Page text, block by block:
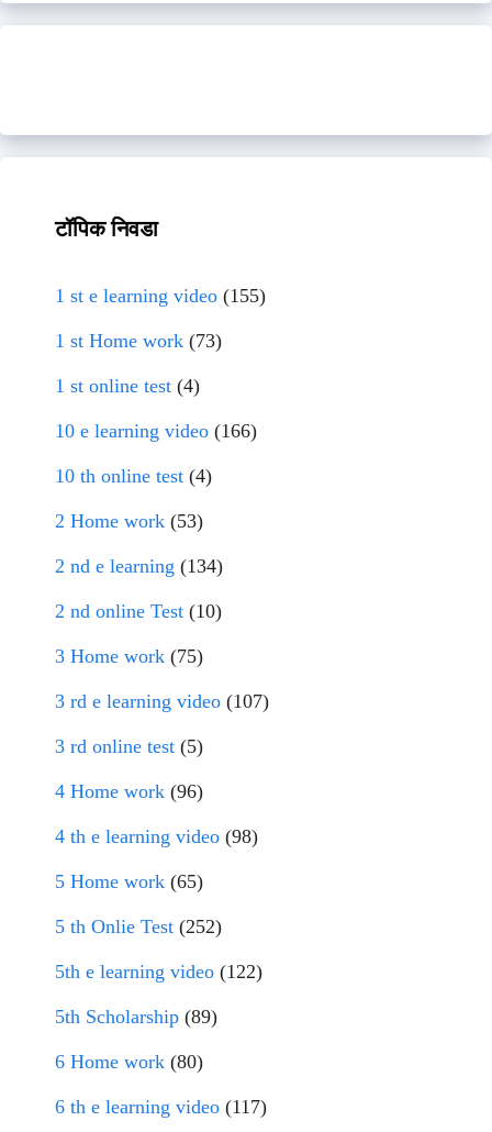
टॉपिक निवडा
1 st e learning video (155)
1 st Home work (73)
1 st online test (4)
10 e learning video (166)
10 th online test (4)
2 Home work (53)
2 nd e learning (134)
2 nd online Test (10)
3 Home work (75)
3 rd e learning video (107)
3 rd online test (5)
4 Home work (96)
4 th e learning video (98)
5 Home work (65)
5 th Onlie Test (252)
5th e learning video (122)
5th Scholarship (89)
6 Home work (80)
6 th e learning video (117)